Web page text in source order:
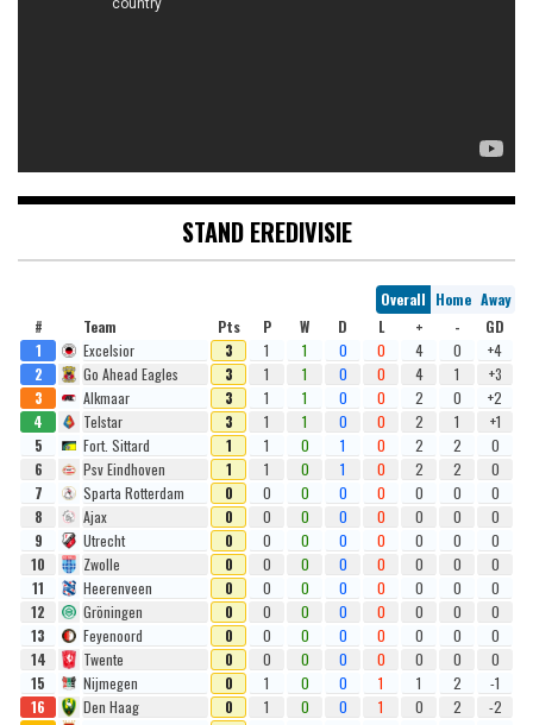
STAND EREDIVISIE
Overall Home Away
#
Team Pts P W D L + -
GD
1
Excelsior 3 1 1 0 0 4 0
+4
2
Go Ahead Eagles 3 1 1 0 0 4 1
+3
3
Alkmaar 3 1 1 0 0 2 0
+2
4
Telstar 3 1 1 0 0 2 1
+1
5
Fort. Sittard 1 1 0 1 0 2 2
0
6
Psv Eindhoven 1 1 0 1 0 2 2
0
7
Sparta Rotterdam 0 0 0 0 0 0 0
0
8
Ajax 0 0 0 0 0 0 0
0
9
Utrecht 0 0 0 0 0 0 0
0
10
Zwolle 0 0 0 0 0 0 0
0
11
Heerenveen 0 0 0 0 0 0 0
0
12
Gröningen 0 0 0 0 0 0 0
0
13
Feyenoord 0 0 0 0 0 0 0
0
14
Twente 0 0 0 0 0 0 0
0
15
Nijmegen 0 1 0 0 1 1 2
-1
16
Den Haag 0 1 0 0 1 0 2
-2